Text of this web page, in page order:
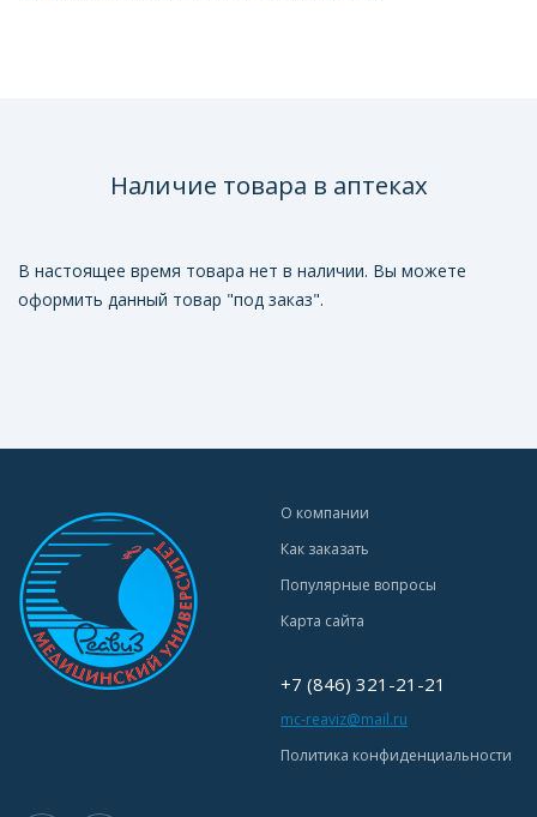
Наличие товара в аптеках
В настоящее время товара нет в наличии. Вы можете
оформить данный товар "под заказ".
О компании
Как заказать
Популярные вопросы
Карта сайта
+7 (846) 321-21-21
mc-reaviz@mail.ru
Политика конфиденциальности